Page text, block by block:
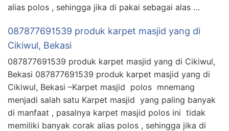
alias polos , sehingga jika di pakai sebagai alas …
087877691539 produk karpet masjid yang di
Cikiwul, Bekasi
087877691539 produk karpet masjid yang di Cikiwul,
Bekasi 087877691539 produk karpet masjid yang di
Cikiwul, Bekasi –Karpet masjid polos mnemang
menjadi salah satu Karpet masjid yang paling banyak
di manfaat , pasalnya karpet masjid polos ini tidak
memiliki banyak corak alias polos , sehingga jika di